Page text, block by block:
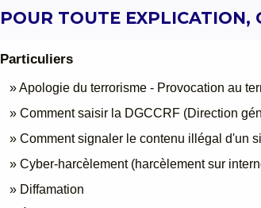
POUR TOUTE EXPLICATION,
Particuliers
Apologie du terrorisme - Provocation au
Comment saisir la DGCCRF (Direction
Comment signaler le contenu illégal d'un
Cyber-harcèlement (harcèlement sur
Diffamation